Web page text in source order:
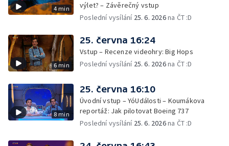
4 min
výlet? – Závěrečný vstup
Poslední vysílání 25. 6. 2026na ČT :D
6 min
25. června 16:24
Vstup – Recenze videohry: Big Hops
Poslední vysílání 25. 6. 2026na ČT :D
8 min
25. června 16:10
Úvodní vstup – YóUdálosti – Koumákova
reportáž: Jak pilotovat Boeing 737
Poslední vysílání 25. 6. 2026na ČT :D